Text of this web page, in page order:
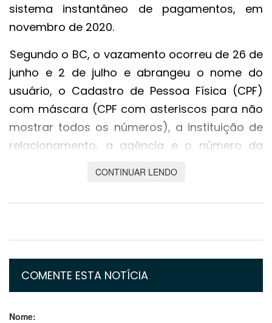
sistema instantâneo de pagamentos, em
novembro de 2020.
Segundo o BC, o vazamento ocorreu de 26 de
junho e 2 de julho e abrangeu o nome do
usuário, o Cadastro de Pessoa Física (CPF)
com máscara (CPF com asteriscos para não
mostrar todos os números), a instituição de
relacionamento, a agência e o número da
informou o BC, ocorreu em dados cadastrais,
que não afetam a movimentação de dinheiro.
Dados protegidos pelo sigilo bancário, como
expostos.
CONTINUAR LENDO
COMENTE ESTA NOTÍCIA
Nome: